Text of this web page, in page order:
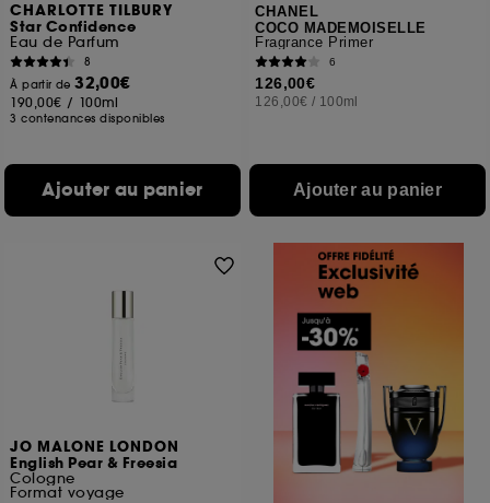
CHARLOTTE TILBURY
Star Confidence
Eau de Parfum
8
À partir de32,00€
190,00€ / 100ml
3 contenances disponibles
Ajouter au panier
CHANEL
COCO MADEMOISELLE
Fragrance Primer
6
126,00€
126,00€ / 100ml
Ajouter au panier
JO MALONE LONDON
English Pear & Freesia
Cologne
Format voyage